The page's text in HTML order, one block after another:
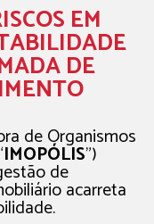
EM
DE
de Organismos
IMOPÓLIS”)
de
acarreta